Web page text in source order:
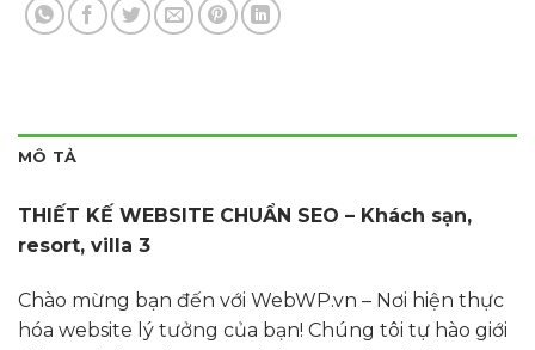
MÔ TẢ
THIẾT KẾ WEBSITE CHUẨN SEO – Khách sạn,
resort, villa 3
Chào mừng bạn đến với WebWP.vn – Nơi hiện thực
hóa website lý tưởng của bạn! Chúng tôi tự hào giới